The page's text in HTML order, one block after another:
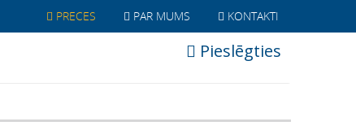
PRECES PAR MUMS KONTAKTI
Pieslēgties